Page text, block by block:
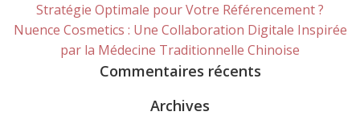
Stratégie Optimale pour Votre Référencement ?
Nuence Cosmetics : Une Collaboration Digitale Inspirée
par la Médecine Traditionnelle Chinoise
Commentaires récents
Archives